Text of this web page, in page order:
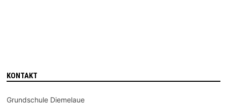
KONTAKT
Grundschule Diemelaue